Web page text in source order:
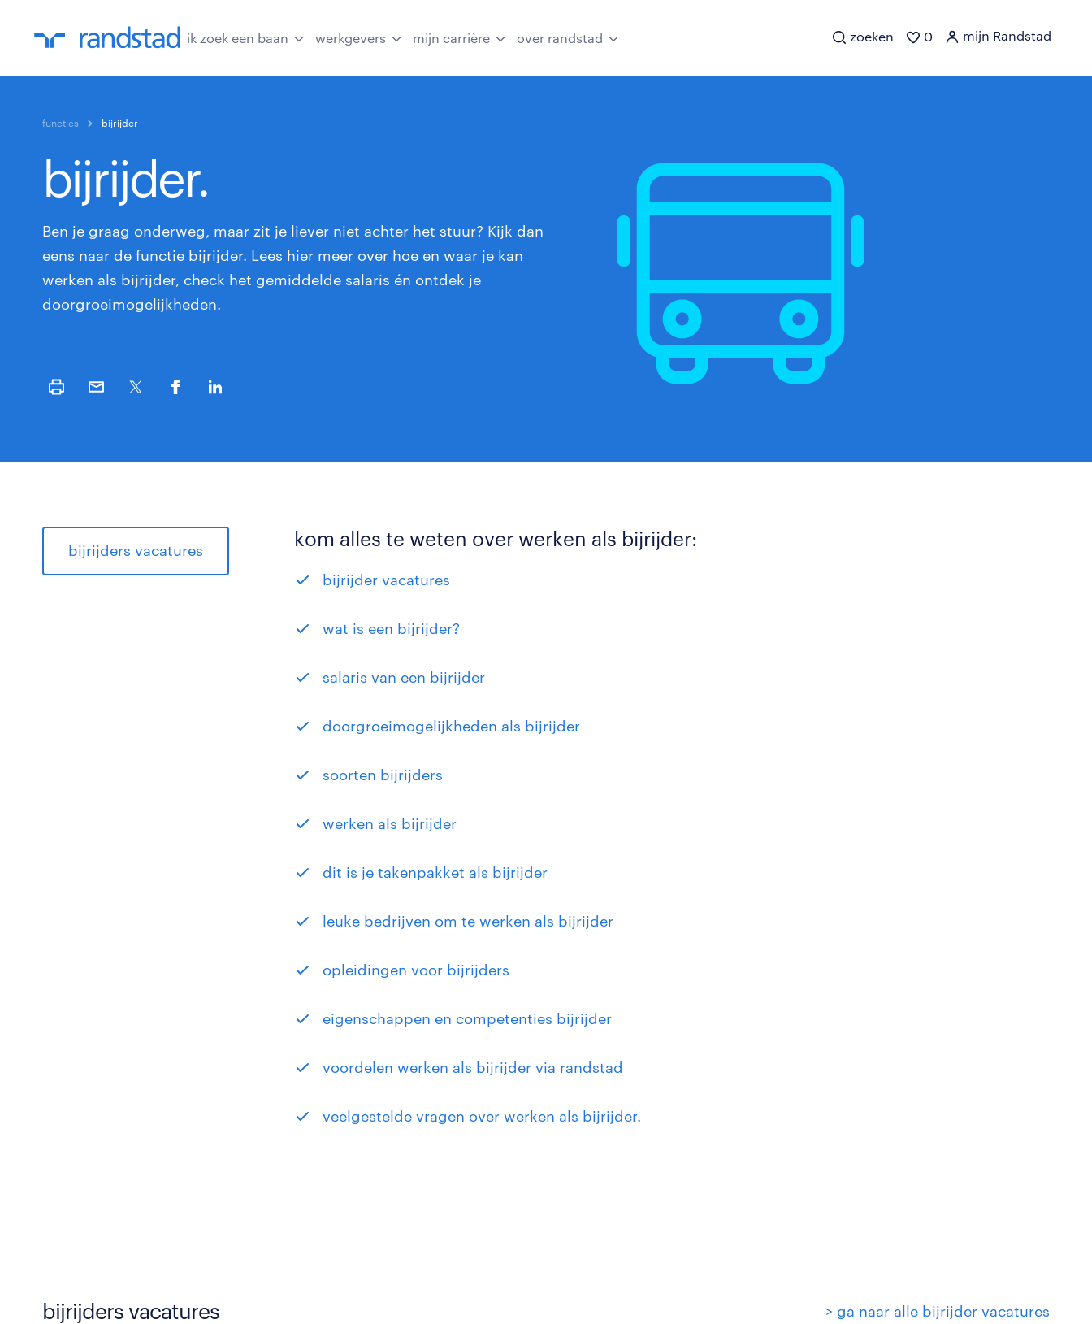
ik zoek een baan werkgevers mijn carrière over randstad zoeken 0 mijn Randstad
functies bijrijder
bijrijder.
Ben je graag onderweg, maar zit je liever niet achter het stuur? Kijk dan
eens naar de functie bijrijder. Lees hier meer over hoe en waar je kan
werken als bijrijder, check het gemiddelde salaris én ontdek je
doorgroeimogelijkheden.
bijrijders vacatures kom alles te weten over werken als bijrijder:
bijrijder vacatures
wat is een bijrijder?
salaris van een bijrijder
doorgroeimogelijkheden als bijrijder
soorten bijrijders
werken als bijrijder
dit is je takenpakket als bijrijder
leuke bedrijven om te werken als bijrijder
opleidingen voor bijrijders
eigenschappen en competenties bijrijder
voordelen werken als bijrijder via randstad
veelgestelde vragen over werken als bijrijder.
bijrijders vacatures > ga naar alle bijrijder vacatures